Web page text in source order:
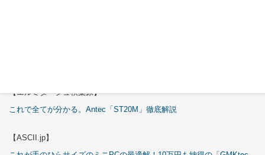
【エルミタージュ秋葉原】
これで全てが分かる。Antec「ST20M」徹底解説
【ASCII.jp】